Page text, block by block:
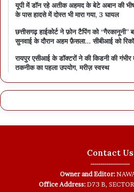
यूपी में डॉन रहे अतीक अहमद के बेटे अबान की
के पास हादसे में दोस्त भी मारा गया, 3 घायल
छत्तीसगढ़ हाईकोर्ट ने फ़ोन टैपिंग को
सुनवाई के दौरान अहम फ़ैसला… सीबीआई को
रायपुर एसीआई के डॉक्टरों ने की किडनी की
तकनीक का पहला उपयोग, मरीज़ स्वस्थ
Contact Us
--------------------
Owner and Editor:
Office Address:D73 B,